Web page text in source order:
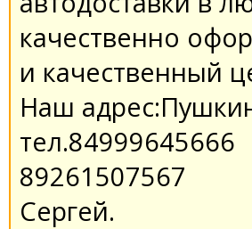
качественно
и качественный
Наш
тел.84999645666
89261507567
Сергей.